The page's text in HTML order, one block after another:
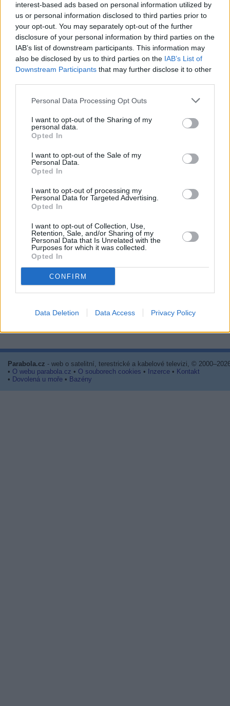
interest-based ads based on personal information utilized by
us or personal information disclosed to third parties prior to
your opt-out. You may separately opt-out of the further
disclosure of your personal information by third parties on the
IAB’s list of downstream participants. This information may
also be disclosed by us to third parties on the IAB’s List of
Downstream Participants that may further disclose it to other
Personal Data Processing Opt Outs
I want to opt-out of the Sharing of my
personal data.
Opted In
I want to opt-out of the Sale of my
Personal Data.
Opted In
I want to opt-out of processing my
Personal Data for Targeted Advertising.
Opted In
I want to opt-out of Collection, Use,
Retention, Sale, and/or Sharing of my
Personal Data that Is Unrelated with the
Purposes for which it was collected.
Opted In
CONFIRM
Data Deletion Data Access Privacy Policy
Travel Channel SD a HD s novým logem a grafikou
Slovenské rádio Best FM na satelitu Thor 6
Nový kanál TV JOJ s názvem WAU odstartuje 15.4.2013
Reklama
Pracovní nabídky
48.400 Kč • příspěvek na ubytování (Jihlava, okres Jihlava)
Bosch Powertrain s.r.o. Jihlava • obsluha CNC strojů •
okres Jihlava)
07.08.2026 -
Klementa 869, Mladá Boleslav II)
Kč • náborový bonus 50.000 Kč • příspěvek na ubytování (Jihlava,
Jihlava)
06.08.2026 - Bosch Powertrain s.r.o. • montážní dělník • mzda 44.700
... další nabídky zaměstnání
Vybrané články
Prima sport - co nabídne v prvním
Kdy a kde bude Prima sport k
Parabola.cz - web o satelitní, terestrické a kabelové televizi, ©
• O webu parabola.cz • O souborech cookies • Inzerce • Kontakt
• Dovolená u moře • Bazény